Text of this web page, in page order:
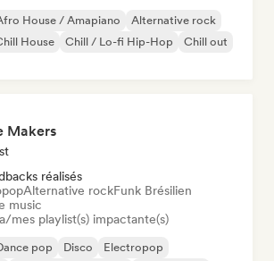
House / Amapiano
Alternative rock
House Chill / Lo-fi Hip-Hop
Chill out
Makers
réalisés
Alternative rockFunk Brésilien
music
mes playlist(s) impactante(s)
pop Disco
Electropop